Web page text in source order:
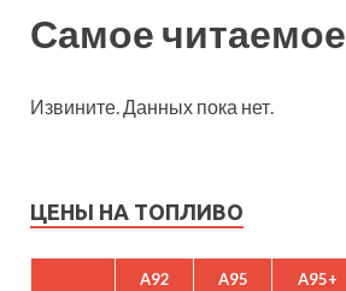
Самое читаемое
Извините. Данных пока нет.
ЦЕНЫ НА ТОПЛИВО
A92 A95 A95+